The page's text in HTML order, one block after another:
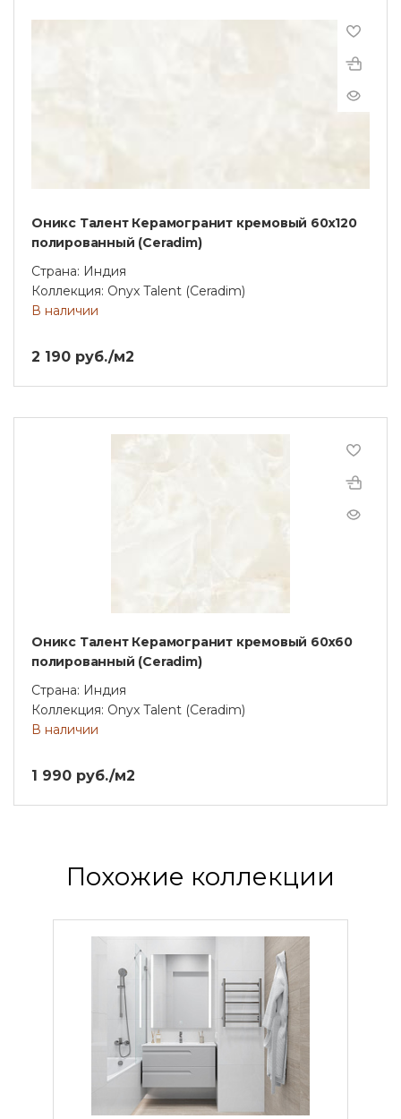
Оникс Талент Керамогранит кремовый 60х120
полированный (Ceradim)
Страна: Индия
Коллекция: Onyx Talent (Ceradim)
В наличии
2 190 руб./м2
Оникс Талент Керамогранит кремовый 60х60
полированный (Ceradim)
Страна: Индия
Коллекция: Onyx Talent (Ceradim)
В наличии
1 990 руб./м2
Похожие коллекции